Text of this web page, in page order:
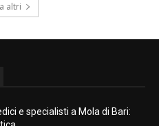
altri
e specialisti a Mola di Bari: